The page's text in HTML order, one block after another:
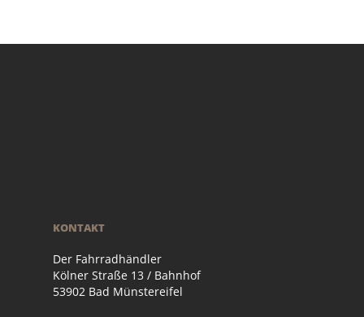
KONTAKT
Der Fahrradhändler
Kölner Straße 13 / Bahnhof
53902 Bad Münstereifel